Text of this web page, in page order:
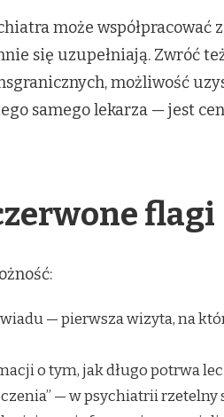
może
się uzupełniają. Zwróć
możliwość
samego lekarza — jest
flagi
— pierwsza wizyta, na
o tym, jak długo potrwa
— w psychiatrii